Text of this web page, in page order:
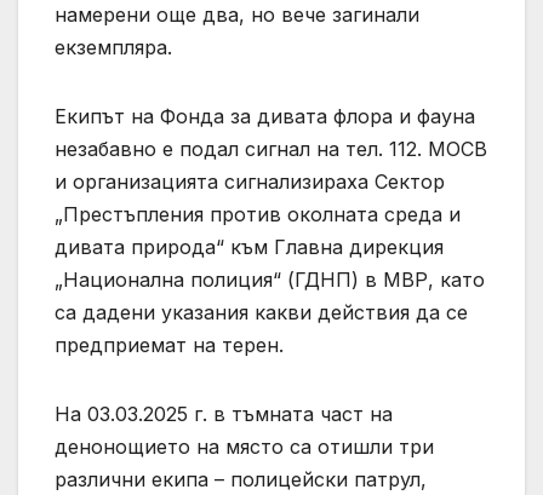
намерени още два, но вече загинали
екземпляра.
Екипът на Фонда за дивата флора и фауна
незабавно е подал сигнал на тел. 112. МОСВ
и организацията сигнализираха Сектор
„Престъпления против околната среда и
дивата природа“ към Главна дирекция
„Национална полиция“ (ГДНП) в МВР, като
са дадени указания какви действия да се
предприемат на терен.
На 03.03.2025 г. в тъмната част на
денонощието на място са отишли три
различни екипа – полицейски патрул,